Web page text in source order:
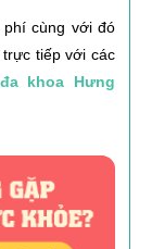
cùng với đó
tiếp với các
khoa Hưng